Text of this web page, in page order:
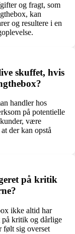
og fragt, som
kan
og resultere i en
skuffet, hvis
handler hos
på potentielle
være
der kan opstå
på kritik
ikke altid har
på kritik og dårlige
følt sig overset